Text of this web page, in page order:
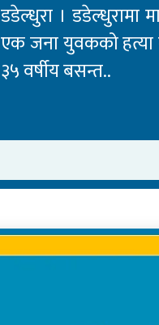
डडेल्धुरा । डडेल्धुरामा
एक जना युवकको हत्या
३५ वर्षीय बसन्त..